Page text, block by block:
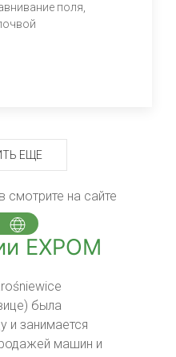
поля,
ЕЩЕ
смотрите на сайте
EXPOM
была
и занимается
машин и